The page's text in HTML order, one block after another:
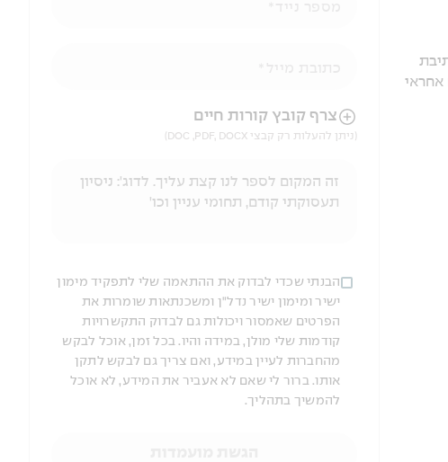
אחראי
הניווט לאחר העלאת הקובץ באמצעות מקש ה-TAB
צרף קובץ קורות חיים
(ניתן להעלות רק קבצי DOC ,PDF, DOCX)
הבנתי שכדי לבדוק את ההתאמה שלי לתפקיד מימון
ישיר ומימון ישיר נדל"ן ומשכנתאות שומרות את
הפרטים שאמסור ויכולות גם לבדוק התקשרויות
קודמות שלי מולן, במידה והיו. בכל זמן, אוכל לבקש
מהחברות לעיין במידע, ואם צריך גם לבקש לתקן
אותו. ברור לי שאם לא אעביר את המידע, לא אוכל
להמשיך בתהליך.